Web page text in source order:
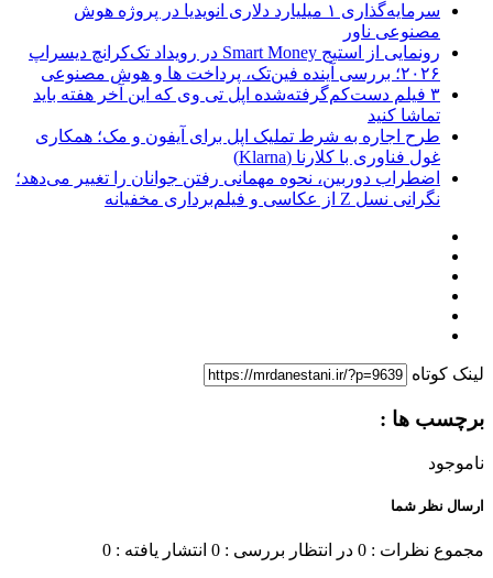
سرمایه‌گذاری ۱ میلیارد دلاری انویدیا در پروژه هوش
مصنوعی ناور
رونمایی از استیج Smart Money در رویداد تک‌کرانچ دیسراپ
۲۰۲۶؛ بررسی آینده فین‌تک، پرداخت‌ ها و هوش مصنوعی
۳ فیلم دست‌کم‌گرفته‌شده اپل تی وی که این آخر هفته باید
تماشا کنید
طرح اجاره به شرط تملیک اپل برای آیفون و مک؛ همکاری
غول فناوری با کلارنا (Klarna)
اضطراب دوربین، نحوه مهمانی رفتن جوانان را تغییر می‌دهد؛
نگرانی نسل Z از عکاسی و فیلم‌برداری مخفیانه
لینک کوتاه
برچسب ها :
ناموجود
ارسال نظر شما
مجموع نظرات : 0 در انتظار بررسی : 0 انتشار یافته : 0